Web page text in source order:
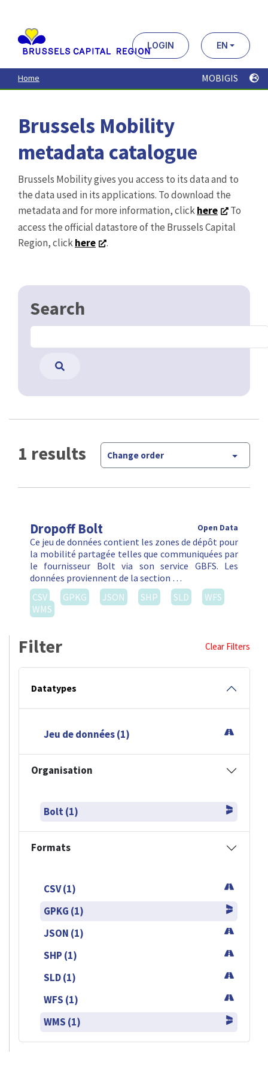
contenu
principal
LOGIN EN
Home MOBIGIS
Brussels Mobility
metadata catalogue
Brussels Mobility gives you access to its data and to
the data used in its applications. To download the
metadata and for more information, clickhere
To
access the official datastore of the Brussels Capital
Region, clickhere .
Search
1 results Change order
Dropoff Bolt Open Data
Ce jeu de données contient les zones de dépôt pour
la mobilité partagée telles que communiquées par
le fournisseur Bolt via son service GBFS. Les
données proviennent de la section …
CSV
GPKG JSON SHP SLD
WFS
WMS
Filter Clear Filters
Datatypes
Jeu de données (1)
Organisation
Bolt (1)
Formats
CSV (1)
GPKG (1)
JSON (1)
SHP (1)
SLD (1)
WFS (1)
WMS (1)